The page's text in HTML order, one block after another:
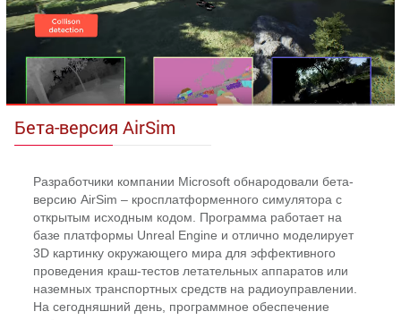
Бета-версия AirSim
Разработчики компании Microsoft обнародовали бета-
версию AirSim – кросплатформенного симулятора с
открытым исходным кодом. Программа работает на
базе платформы Unreal Engine и отлично моделирует
3D картинку окружающего мира для эффективного
проведения краш-тестов летательных аппаратов или
наземных транспортных средств на радиоуправлении.
На сегодняшний день, программное обеспечение